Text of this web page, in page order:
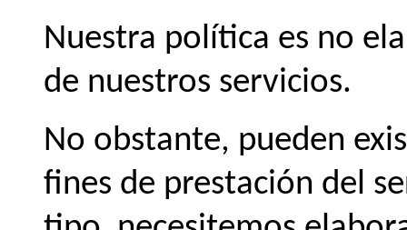
Nuestra política es no
de nuestros servicios.
No obstante, pueden
fines de prestación del